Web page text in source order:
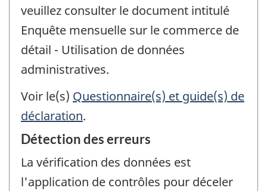
veuillez consulter le document intitulé
Enquête mensuelle sur le commerce de
détail - Utilisation de données
administratives.
Voir le(s) Questionnaire(s) et guide(s) de
déclaration.
Détection des erreurs
La vérification des données est
l'application de contrôles pour déceler